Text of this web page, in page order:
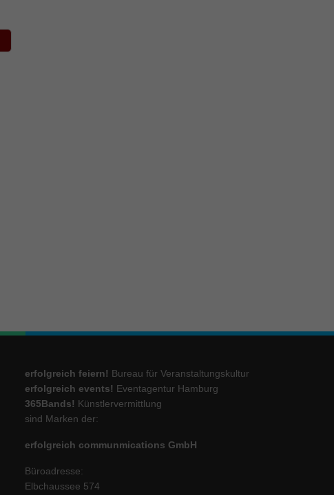
erfolgreich feiern! Bureau für Veranstaltungskultur
erfolgreich events! Eventagentur Hamburg
365Bands! Künstlervermittlung
sind Marken der:
erfolgreich communmications GmbH
Büroadresse:
Elbchaussee 574